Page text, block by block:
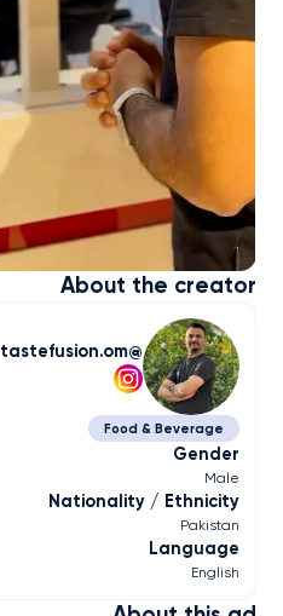
About the creator
tastefusion.om
Food & Beverage
Gender
Male
Nationality / Ethnicity
Pakistan
Language
English